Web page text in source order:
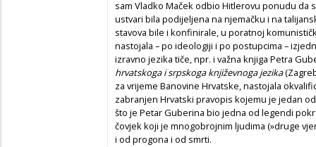
sam Vladko Maček odbio Hitlerovu ponudu da
ustvari bila podijeljena na njemačku i na
stavova bile i konfinirale, u poratnoj
nastojala – po ideologiji i po postupcima –
izravno jezika tiče, npr. i važna knjiga Petra
hrvatskoga i srpskoga književnoga jezika
za vrijeme Banovine Hrvatske, nastojala
zabranjen Hrvatski pravopis kojemu je jedan
što je Petar Guberina bio jedna od legendi
čovjek koji je mnogobrojnim ljudima (»druge
i od progona i od smrti.